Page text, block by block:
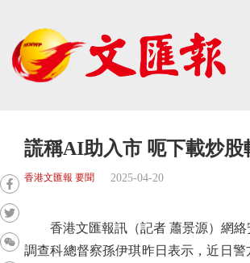
謊稱AI助入市 呃下載炒股
香港文匯報 要聞 2025-04-20
香港文匯報訊（記者 蕭景源）網絡
調查科總督察孫伊琪昨日表示，近日警